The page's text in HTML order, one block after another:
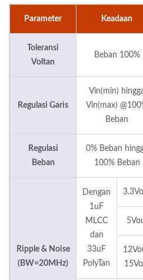
Parameter Keadaan
Toleransi
Voltan
Beban 100%
Regulasi Garis
Vin(min)
Vin(max)
Beban
Regulasi
Beban
0% Beban
100% Beban
Ripple & Noise
(BW=20MHz)
Dengan
1uF
MLCC
dan
33uF
PolyTan